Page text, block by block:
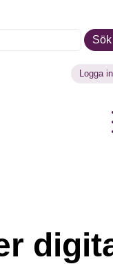
Sök
Logga in